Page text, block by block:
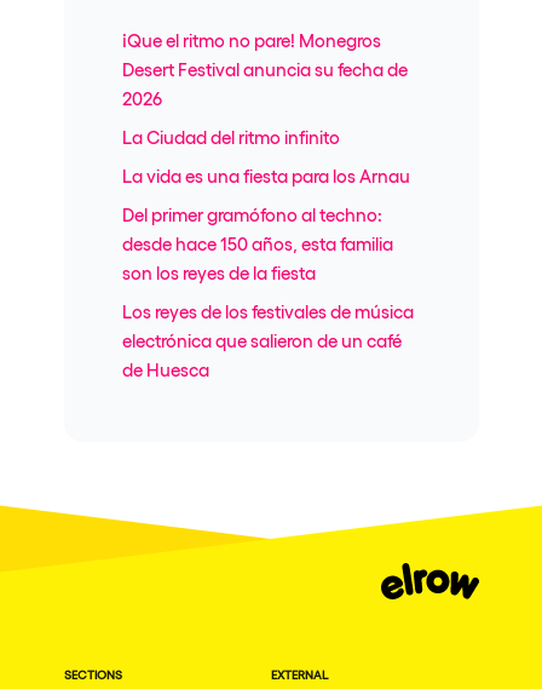
¡Que el ritmo no pare! Monegros
Desert Festival anuncia su fecha de
2026
La Ciudad del ritmo infinito
La vida es una fiesta para los Arnau
Del primer gramófono al techno:
desde hace 150 años, esta familia
son los reyes de la fiesta
Los reyes de los festivales de música
electrónica que salieron de un café
de Huesca
SECTIONS EXTERNAL